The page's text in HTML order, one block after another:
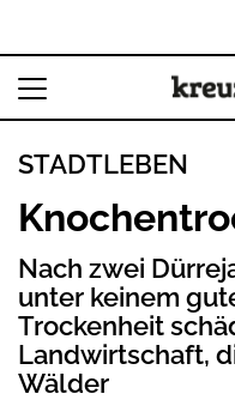
STADTLEBEN
Nach zwei
unter keinem
Trockenheit
Landwirtschaft,
Wälder